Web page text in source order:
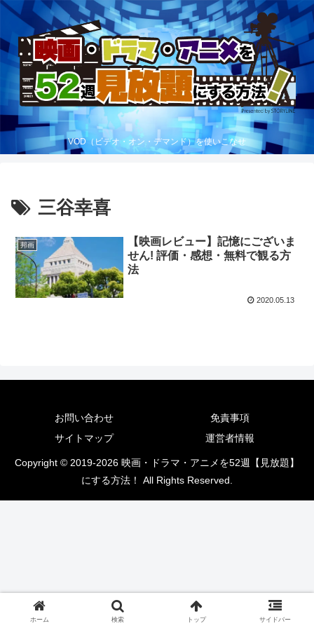
VOD（ビデオ・オン・デマンド）を使いこなせ
三谷幸喜
邦画
【映画レビュー】記憶にございま
せん! 評価・感想・無料で観る方
法
2020.05.13
お問い合わせ
免責事項
サイトマップ
運営者情報
Copyright © 2019-2026 映画・ドラマ・アニメを52週【見放題】
にする方法！ All Rights Reserved.
ホーム 検索 トップ サイドバー